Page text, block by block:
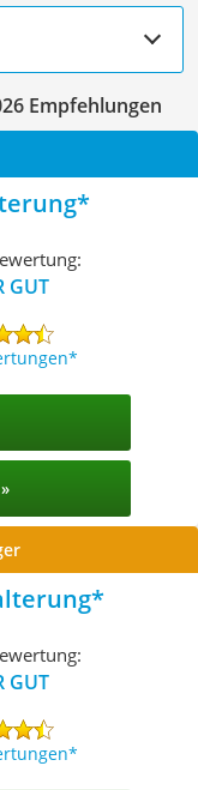
Empfehlungen
GUT
GUT